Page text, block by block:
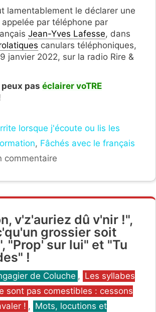
lamentablement le déclarer une
par téléphone par
Jean-Yves Lafesse, dans
canulars téléphoniques,
janvier 2022, sur la radio Rire &
peux pas éclairer voTRE
lorsque j'écoute ou lis les
, Fâchés avec le français
commentaire
v'z'auriez dû v'nir !",
grossier soit
"Prop' sur lui" et "Tu
!
de Coluche , Les syllabes
sont pas comestibles : cessons
! , Mots, locutions et